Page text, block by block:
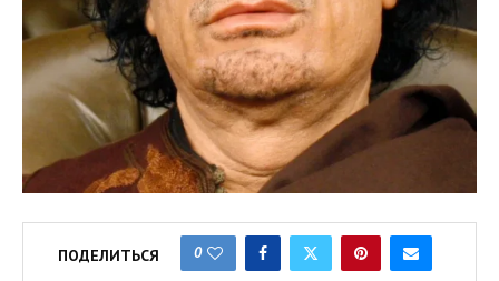
ПОДЕЛИТЬСЯ 0